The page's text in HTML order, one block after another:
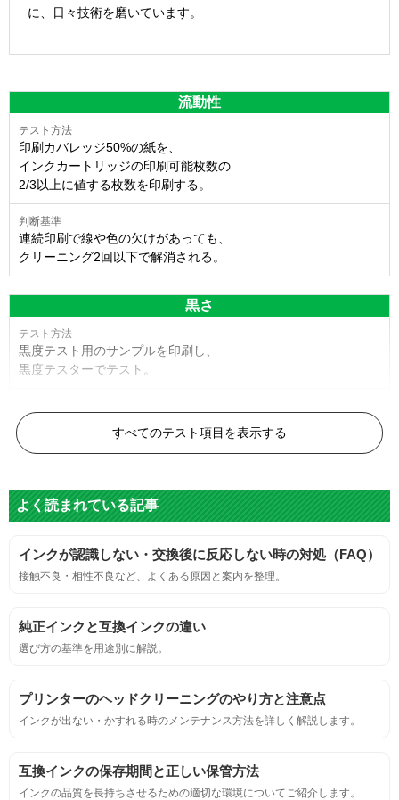
に、日々技術を磨いています。
流動性
印刷カバレッジ50%の紙を、
インクカートリッジの印刷可能枚数の
2/3以上に値する枚数を印刷する。
連続印刷で線や色の欠けがあっても、
クリーニング2回以下で解消される。
黒さ
黒度テスト用のサンプルを印刷し、
黒度テスターでテスト。
黒度の技術基準に適合する。
標準カラーサンプルを印刷する。
鮮やか、リアル、彩度、シャープなど、
におい
互換性
すべてのテスト項目を表示する
よく読まれている記事
インクが認識しない・交換後に反応しない時の対処（FAQ）
接触不良・相性不良など、よくある原因と案内を整理。
純正インクと互換インクの違い
選び方の基準を用途別に解説。
プリンターのヘッドクリーニングのやり方と注意点
インクが出ない・かすれる時のメンテナンス方法を詳しく解説します。
互換インクの保存期間と正しい保管方法
インクの品質を長持ちさせるための適切な環境についてご紹介します。